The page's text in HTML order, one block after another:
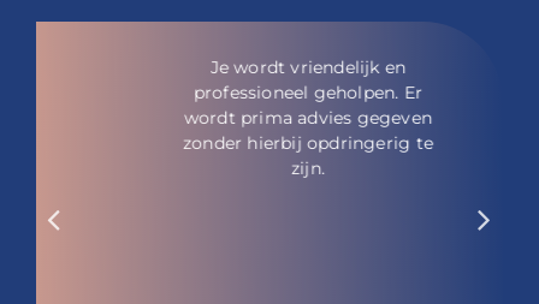
Je wordt vriendelijk en
professioneel geholpen. Er
wordt prima advies gegeven
zonder hierbij opdringerig te